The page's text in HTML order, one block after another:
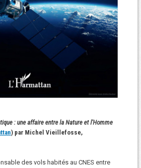
: une affaire entre la Nature et l'Homme
) par Michel Vieillefosse,
des vols habités au CNES entre